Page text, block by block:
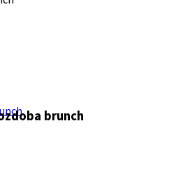
brunch